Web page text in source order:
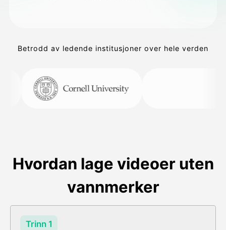
Betrodd av ledende institusjoner over hele verden
Hvordan lage videoer uten
vannmerker
Trinn 1